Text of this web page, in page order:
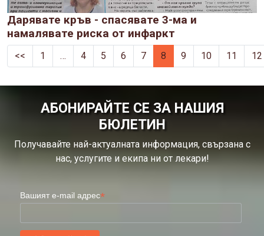
Дарявате кръв - спасявате 3-ма и
намалявате риска от инфаркт
<< 1 … 4 5 6 7 8 9 10 11 12
АБОНИРАЙТЕ СЕ ЗА НАШИЯ
БЮЛЕТИН
Получавайте най-актуалната информация, свързана с
нас, услугите и екипа ни от лекари!
Вашият e-mail адрес*